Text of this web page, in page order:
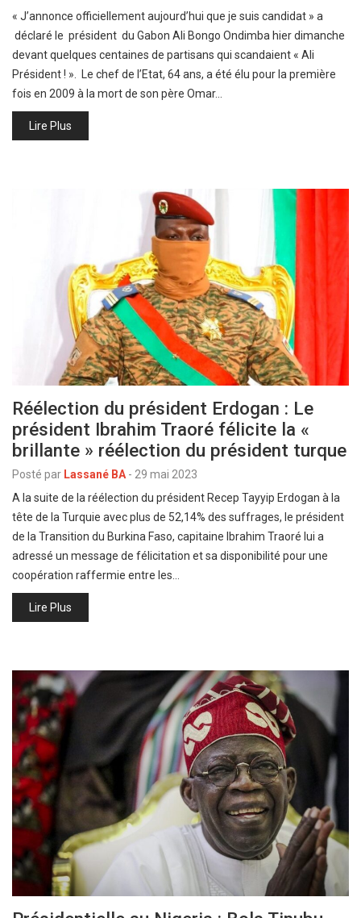
« J’annonce officiellement aujourd’hui que je suis candidat » a
déclaré le président du Gabon Ali Bongo Ondimba hier dimanche
devant quelques centaines de partisans qui scandaient « Ali
Président ! ». Le chef de l’Etat, 64 ans, a été élu pour la première
fois en 2009 à la mort de son père Omar…
Lire Plus
Réélection du président Erdogan : Le
président Ibrahim Traoré félicite la «
brillante » réélection du président turque
Posté par Lassané BA - 29 mai 2023
A la suite de la réélection du président Recep Tayyip Erdogan à la
tête de la Turquie avec plus de 52,14% des suffrages, le président
de la Transition du Burkina Faso, capitaine Ibrahim Traoré lui a
adressé un message de félicitation et sa disponibilité pour une
coopération raffermie entre les…
Lire Plus